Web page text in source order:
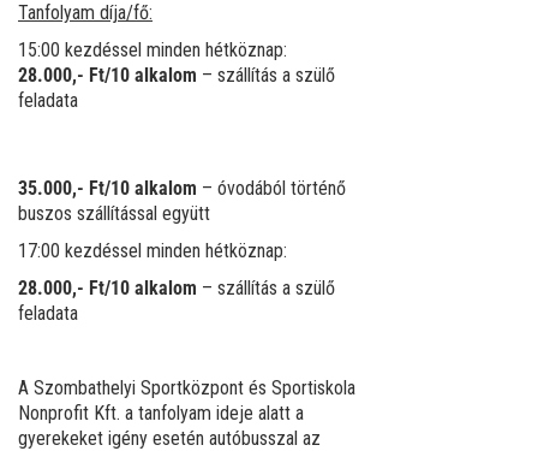
Tanfolyam díja/fő:
15:00 kezdéssel minden hétköznap:
28.000,- Ft/10 alkalom – szállítás a szülő
feladata
35.000,- Ft/10 alkalom – óvodából történő
buszos szállítással együtt
17:00 kezdéssel minden hétköznap:
28.000,- Ft/10 alkalom – szállítás a szülő
feladata
A Szombathelyi Sportközpont és Sportiskola
Nonprofit Kft. a tanfolyam ideje alatt a
gyerekeket igény esetén autóbusszal az